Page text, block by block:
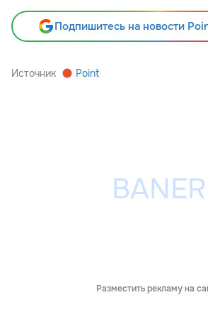
Подпишитесь на новости
Источник Point
Разместить рекламу на